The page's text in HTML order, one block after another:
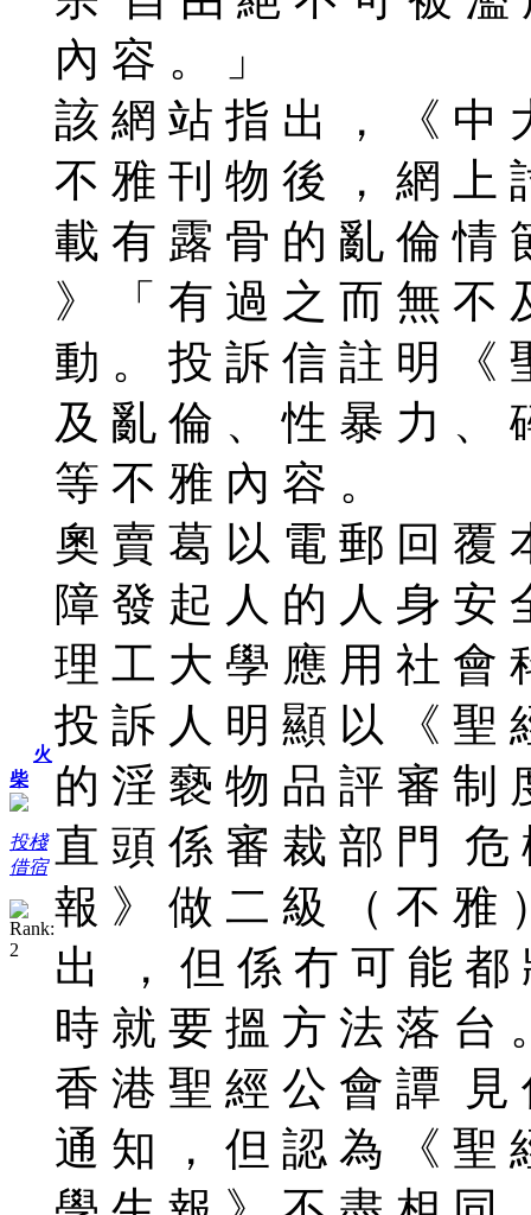
火
柴
投棧
借宿
內 容 。 」
該 網 站 指 出 ， 《 中
不 雅 刊 物 後 ， 網 上
載 有 露 骨 的 亂 倫 情
》 「 有 過 之 而 無 不
動 。 投 訴 信 註 明 《
及 亂 倫 、 性 暴 力 、
等 不 雅 內 容 。
奧 賣 葛 以 電 郵 回 覆
障 發 起 人 的 人 身 安
理 工 大 學 應 用 社 會
投 訴 人 明 顯 以 《 聖
的 淫 褻 物 品 評 審 制
直 頭 係 審 裁 部 門 危
報 》 做 二 級 （ 不 雅
出 ， 但 係 冇 可 能 都
時 就 要 搵 方 法 落 台
香 港 聖 經 公 會 譚 見
通 知 ， 但 認 為 《 聖